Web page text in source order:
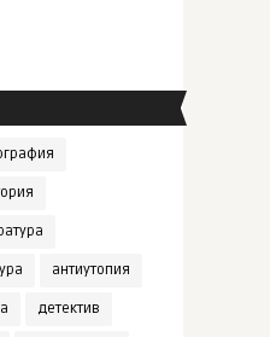
антиутопия
детектив